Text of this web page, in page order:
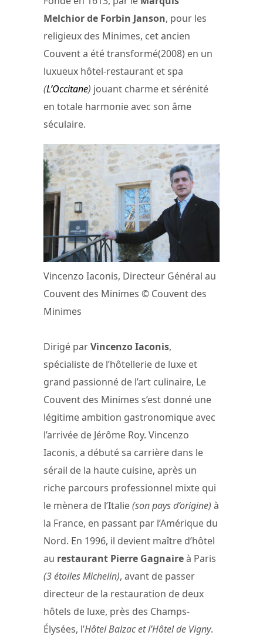
Melchior de Forbin Janson, pour les
religieux des Minimes, cet ancien
Couvent a été transformé(2008) en un
luxueux hôtel-restaurant et spa
(L’Occitane) jouant charme et sérénité
en totale harmonie avec son âme
séculaire.
Vincenzo Iaconis, Directeur Général au
Couvent des Minimes © Couvent des
Minimes
Dirigé parVincenzo Iaconis,
spécialiste de l’hôtellerie de luxe et
grand passionné de l’art culinaire, Le
Couvent des Minimes s’est donné une
légitime ambition gastronomique avec
l’arrivée de Jérôme Roy. Vincenzo
Iaconis, a débuté sa carrière dans le
sérail de la haute cuisine, après un
riche parcours professionnel mixte qui
le mènera de l’Italie(son pays d’origine) à
la France, en passant par l’Amérique du
Nord. En 1996, il devient maître d’hôtel
au restaurant Pierre Gagnaireà Paris
(3 étoiles Michelin), avant de passer
directeur de la restauration de deux
hôtels de luxe, près des Champs-
Élysées, l’Hôtel Balzac et l’Hôtel de Vigny.